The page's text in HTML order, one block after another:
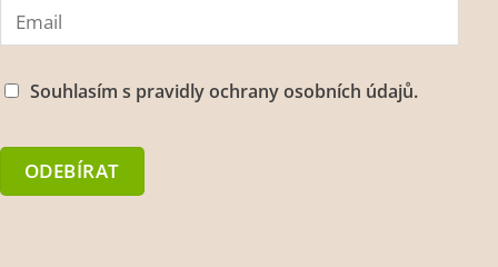
Souhlasím s pravidly ochrany osobních údajů.